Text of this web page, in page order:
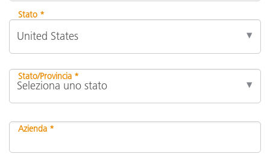
Stato *
Stato/Provincia *
Azienda *